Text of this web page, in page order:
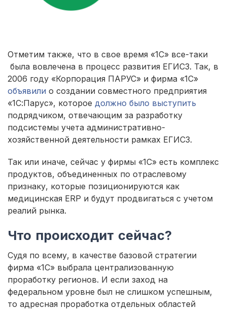
Отметим также, что в свое время «1С» все-таки
была вовлечена в процесс развития ЕГИСЗ. Так, в
2006 году «Корпорация ПАРУС» и фирма «1С»
объявили о создании совместного предприятия
«1С:Парус», которое должно было выступить
подрядчиком, отвечающим за разработку
подсистемы учета административно-
хозяйственной деятельности рамках ЕГИСЗ.
Так или иначе, сейчас у фирмы «1С» есть комплекс
продуктов, объединенных по отраслевому
признаку, которые позиционируются как
медицинская ERP и будут продвигаться с учетом
реалий рынка.
Что происходит сейчас?
Судя по всему, в качестве базовой стратегии
фирма «1С» выбрала централизованную
проработку регионов. И если заход на
федеральном уровне был не слишком успешным,
то адресная проработка отдельных областей